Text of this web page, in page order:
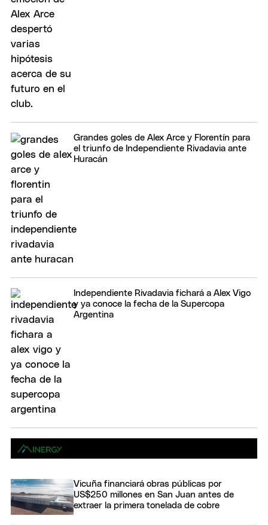
Grandes goles de Alex Arce y Florentín para
el triunfo de Independiente Rivadavia ante
Huracán
Independiente Rivadavia fichará a Alex Vigo
y ya conoce la fecha de la Supercopa
Argentina
Vicuña financiará obras públicas por
US$250 millones en San Juan antes de
extraer la primera tonelada de cobre